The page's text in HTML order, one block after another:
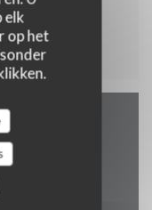
elk
op het